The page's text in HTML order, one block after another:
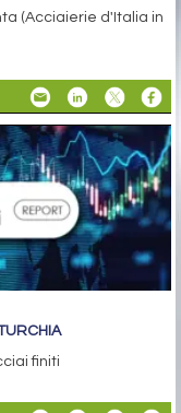
(Acciaierie d'Italia in
finiti